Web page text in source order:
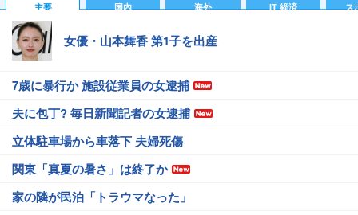
主要 国内 海外 IT 経済 ス
女優・山本舞香 第1子を出産
7歳に暴行か 施設従業員の女逮捕
夫に包丁? 毎日新聞記者の女逮捕
立体駐車場から車落下 夫婦死傷
関東「真夏の暑さ」は終了か
家の隣が民泊「トラウマなった」